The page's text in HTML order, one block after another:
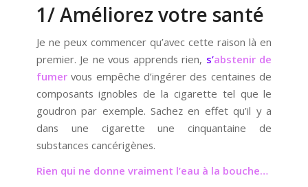
1/ Améliorez votre santé
Je ne peux commencer qu’avec cette raison là en
premier. Je ne vous apprends rien, s’abstenir de
fumervous empêche d’ingérer des centaines de
composants ignobles de la cigarette tel que le
goudron par exemple. Sachez en effet qu’il y a
dans une cigarette une cinquantaine de
substances cancérigènes.
Rien qui ne donne vraiment l’eau à la bouche…